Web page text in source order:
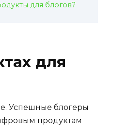
для блогов?
для
Успешные блогеры
продуктам